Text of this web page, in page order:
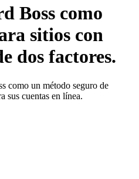
Boss como
sitios con
dos factores.
como un método seguro de
sus cuentas en línea.